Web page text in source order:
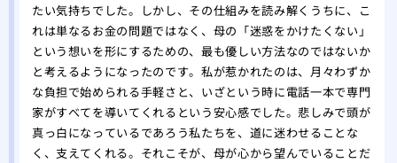
たい気持ちでした。しかし、その仕組みを読み解くうちに、こ
れは単なるお金の問題ではなく、母の「迷惑をかけたくない」
という想いを形にするための、最も優しい方法なのではないか
と考えるようになったのです。私が惹かれたのは、月々わずか
な負担で始められる手軽さと、いざという時に電話一本で専門
家がすべてを導いてくれるという安心感でした。悲しみで頭が
真っ白になっているであろう私たちを、道に迷わせることな
く、支えてくれる。それこそが、母が心から望んでいることだ